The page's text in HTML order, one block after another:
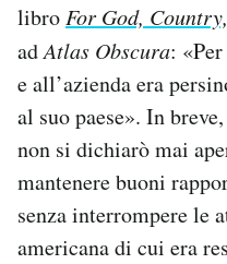
libro For God,
adAtlas Obscura:
e all’azienda era
al suo paese». In
non si dichiarò mai
mantenere buoni
senza interrompere le
americana di cui era